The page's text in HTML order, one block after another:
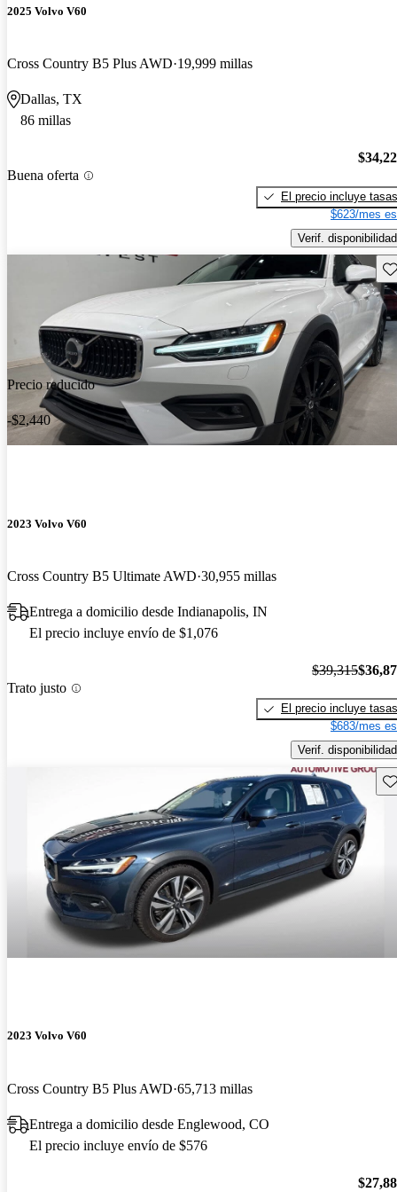
2025 Volvo V60
Cross Country B5 Plus AWD 19,999 millas
Dallas, TX
86 millas
Buena oferta
El precio incluye tasas
$623/mes
Verif. disponibilidad
Precio reducido
-$2,440
2023 Volvo V60
Cross Country B5 Ultimate AWD 30,955 millas
Entrega a domicilio desde Indianapolis, IN
El precio incluye envío de $1,076
Trato justo
$39,315
El precio incluye tasas
$683/mes
Verif. disponibilidad
2023 Volvo V60
Cross Country B5 Plus AWD 65,713 millas
Entrega a domicilio desde Englewood, CO
El precio incluye envío de $576